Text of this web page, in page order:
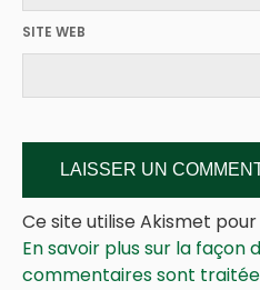
SITE WEB
Ce site utilise Akismet
En savoir plus sur la façon
commentaires sont